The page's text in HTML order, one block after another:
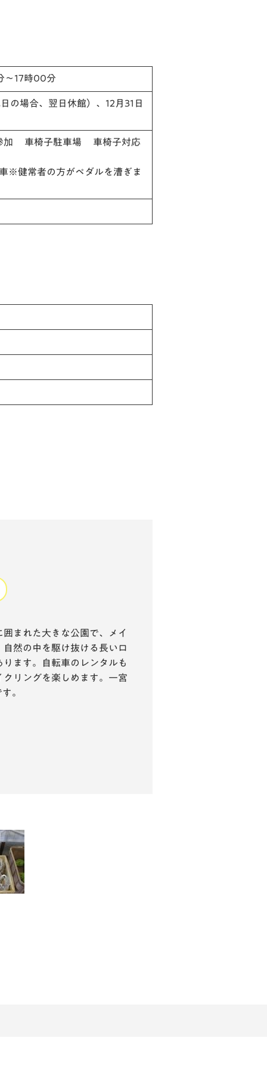
～17時00分
の場合、翌日休館）、12月31日
加 車椅子駐車場 車椅子対応
※健常者の方がペダルを漕ぎま
まれた大きな公園で、メイ
然の中を駆け抜ける長いロ
ます。自転車のレンタルも
リングを楽しめます。一宮
。